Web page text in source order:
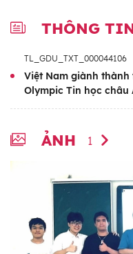
THÔNG
TL_GDU_TXT_000044106
Việt Nam giành
Olympic Tin học châu
ẢNH 1